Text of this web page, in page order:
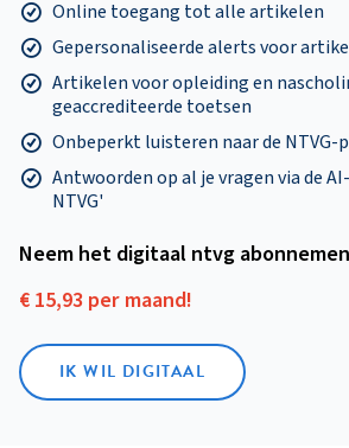
Online toegang tot alle artikelen
Gepersonaliseerde alerts voor
Artikelen voor opleiding en
geaccrediteerde toetsen
Onbeperkt luisteren naar de NTVG-
Antwoorden op al je vragen via de
NTVG'
Neem het digitaal ntvg
€ 15,93 per maand!
IK WIL DIGITAAL